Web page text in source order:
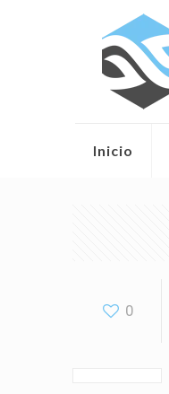
Inicio
0